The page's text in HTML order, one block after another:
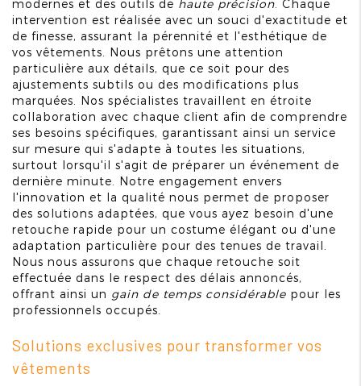
modernes et des outils de haute précision . Chaque
intervention est réalisée avec un souci d'exactitude et
de finesse, assurant la pérennité et l'esthétique de
vos vêtements. Nous prêtons une attention
particulière aux détails, que ce soit pour des
ajustements subtils ou des modifications plus
marquées. Nos spécialistes travaillent en étroite
collaboration avec chaque client afin de comprendre
ses besoins spécifiques, garantissant ainsi un service
sur mesure qui s'adapte à toutes les situations,
surtout lorsqu'il s'agit de préparer un événement de
dernière minute. Notre engagement envers
l'innovation et la qualité nous permet de proposer
des solutions adaptées, que vous ayez besoin d'une
retouche rapide pour un costume élégant ou d'une
adaptation particulière pour des tenues de travail.
Nous nous assurons que chaque retouche soit
effectuée dans le respect des délais annoncés,
offrant ainsi un gain de temps considérable pour les
professionnels occupés.
Solutions exclusives pour transformer vos
vêtements